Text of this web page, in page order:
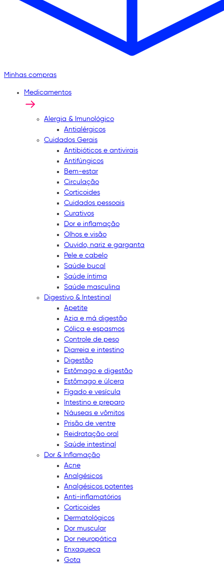
Minhas compras
Medicamentos
Alergia & Imunológico
Antialérgicos
Cuidados Gerais
Antibióticos e antivirais
Antifúngicos
Bem-estar
Circulação
Corticoides
Cuidados pessoais
Curativos
Dor e inflamação
Olhos e visão
Ouvido, nariz e garganta
Pele e cabelo
Saúde bucal
Saúde íntima
Saúde masculina
Digestivo & Intestinal
Apetite
Azia e má digestão
Cólica e espasmos
Controle de peso
Diarreia e intestino
Digestão
Estômago e digestão
Estômago e úlcera
Fígado e vesícula
Intestino e preparo
Náuseas e vômitos
Prisão de ventre
Reidratação oral
Saúde intestinal
Dor & Inflamação
Acne
Analgésicos
Analgésicos potentes
Anti-inflamatórios
Corticoides
Dermatológicos
Dor muscular
Dor neuropática
Enxaqueca
Gota